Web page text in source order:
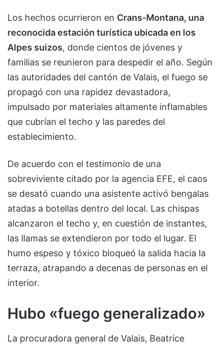
Los hechos ocurrieron en Crans-Montana, una
reconocida estación turística ubicada en los
Alpes suizos, donde cientos de jóvenes y
familias se reunieron para despedir el año. Según
las autoridades del cantón de Valais, el fuego se
propagó con una rapidez devastadora,
impulsado por materiales altamente inflamables
que cubrían el techo y las paredes del
establecimiento.
De acuerdo con el testimonio de una
sobreviviente citado por la agencia EFE, el caos
se desató cuando una asistente activó bengalas
atadas a botellas dentro del local. Las chispas
alcanzaron el techo y, en cuestión de instantes,
las llamas se extendieron por todo el lugar. El
humo espeso y tóxico bloqueó la salida hacia la
terraza, atrapando a decenas de personas en el
interior.
Hubo «fuego generalizado»
La procuradora general de Valais, Beatrice